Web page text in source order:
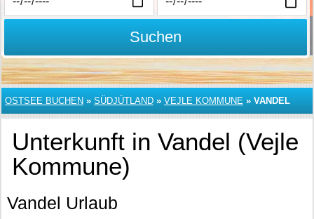
Suchen
OSTSEE BUCHEN » SÜDJÜTLAND » VEJLE KOMMUNE » VANDEL
Unterkunft in Vandel (Vejle
Kommune)
Vandel Urlaub